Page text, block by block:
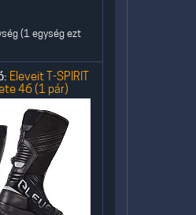
(1 egység ezt
Eleveit T-SPIRIT
46 (1 pár)